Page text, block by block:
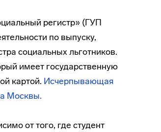
регистр» (ГУП
по выпуску,
социальных льготников.
имеет государственную
картой. Исчерпывающая
Москвы.
от того, где студент